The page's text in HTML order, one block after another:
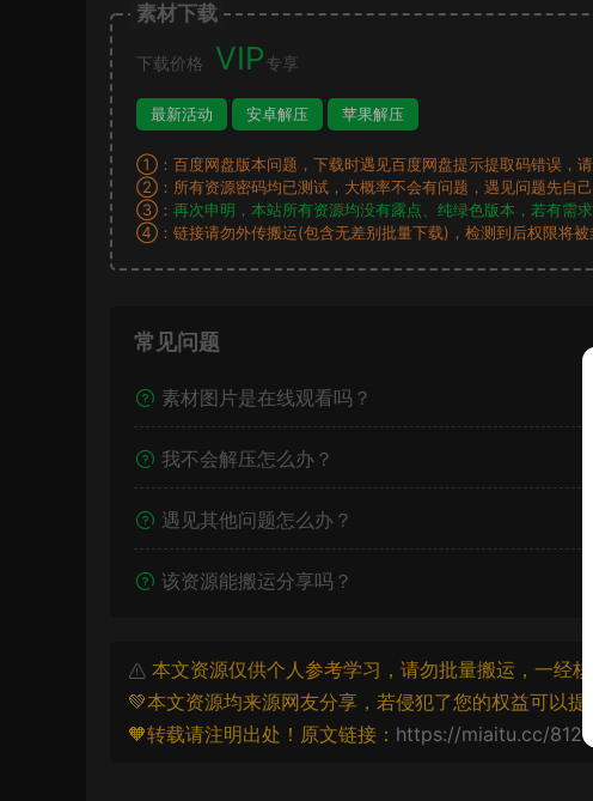
素材下载
下载价格 VIP 专享
最新活动 安卓解压 苹果解压
①：百度网盘版本问题，下载时遇见百度网盘提示提取码错误，请
②：所有资源密码均已测试，大概率不会有问题，遇见问题先自己
③： 再次申明，本站所有资源均没有露点、纯绿色版本，若有需求
④：链接请勿外传搬运(包含无差别批量下载)，检测到后权限将被
常见问题
素材图片是在线观看吗？
我不会解压怎么办？
遇见其他问题怎么办？
该资源能搬运分享吗？
本文资源仅供个人参考学习，请勿批量搬运，一经
💚本文资源均来源网友分享，若侵犯了您的权益可以提
🧡转载请注明出处！原文链接： https://miaitu.cc/